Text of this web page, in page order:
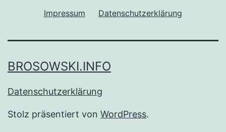
Impressum Datenschutzerklärung
BROSOWSKI.INFO
Datenschutzerklärung
Stolz präsentiert von WordPress.